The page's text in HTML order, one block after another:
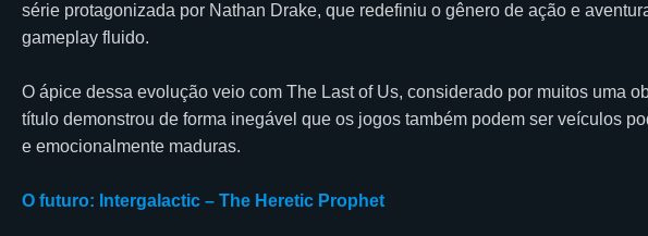
série protagonizada por Nathan Drake, que redefiniu o gênero de ação e
gameplay fluido.
O ápice dessa evolução veio com The Last of Us, considerado por muitos uma
título demonstrou de forma inegável que os jogos também podem ser veículos
e emocionalmente maduras.
O futuro: Intergalactic – The Heretic Prophet